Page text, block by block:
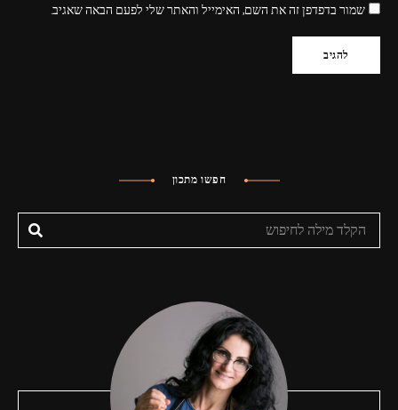
שמור בדפדפן זה את השם, האימייל והאתר שלי לפעם הבאה שאגיב.
חפשו מתכון